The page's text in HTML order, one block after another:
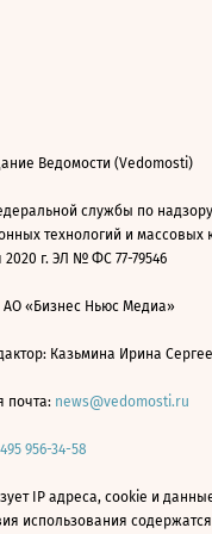
Ведомости (Vedomosti)
службы по
технологий и массовых
2020 г. ЭЛ № ФС 77-79546
АО «Бизнес Ньюс Медиа»
Казьмина Ирина
почта: news@vedomosti.ru
495 956-34-58
IP адреса, cookie и
использования